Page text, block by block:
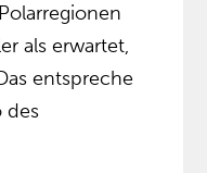
als erwartet,
entspreche
des